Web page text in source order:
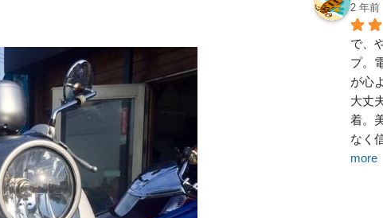
2 年前
で、
プ。
が心
大丈
着。
なく
more